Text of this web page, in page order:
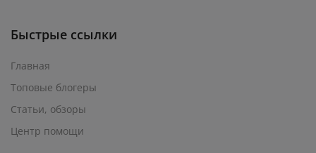
Быстрые ссылки
Главная
Топовые блогеры
Статьи, обзоры
Центр помощи